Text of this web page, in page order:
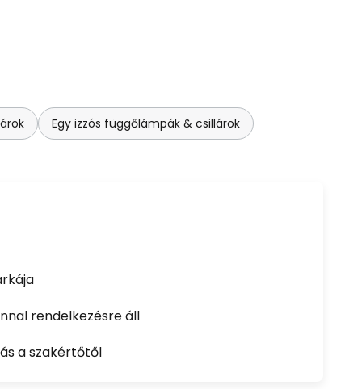
Egy izzós függőlámpák & csillárok
rendelkezésre áll
a szakértőtől